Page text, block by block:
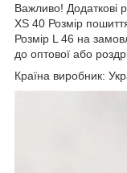
Важливо! Додаткові
XS 40 Розмір
Розмір L 46 на
до оптової або
Країна виробник: